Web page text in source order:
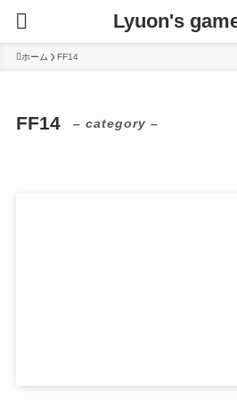
Lyuon's
ホーム FF14
FF14 – category –